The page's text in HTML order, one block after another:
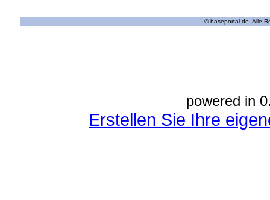
© baseportal.de. Alle
powered in
Erstellen Sie Ihre